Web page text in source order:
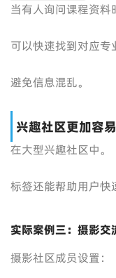
当有人询问课程资料
可以快速找到对应专
避免信息混乱。
兴趣社区更加容
在大型兴趣社区中。
标签还能帮助用户快
实际案例三：摄影交
摄影社区成员设置：